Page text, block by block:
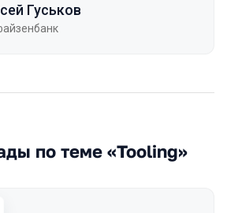
Гуськов
по теме «Tooling»